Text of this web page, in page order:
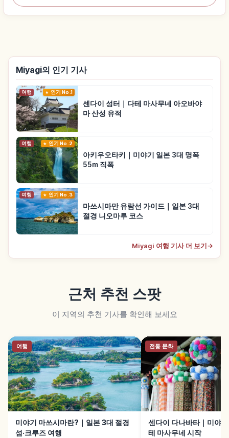
Miyagi의 인기 기사
여행 인기 No.1
센다이 성터｜다테 마사무네 아오바야
마 산성 유적
여행 인기 No.2
아키우오타키｜미야기 일본 3대 명폭
55m 직폭
여행 인기 No.3
마쓰시마만 유람선 가이드｜일본 3대
절경 니오마루 코스
Miyagi 여행 기사 더 보기 →
근처 추천 스팟
이 지역의 추천 기사를 확인해 보세요
여행
미야기 마쓰시마란?｜일본 3대 절경
섬·크루즈 여행
전통 문화
센다이 다나바타｜미야
테 마사무네 시작